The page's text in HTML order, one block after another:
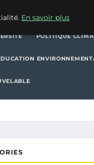
POLITIQUES
POLITIQUE
En savoir plus